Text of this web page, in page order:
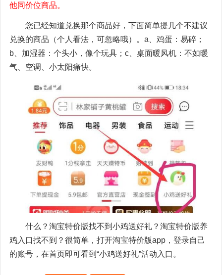
他同价位商品。
您已经知道兑换那个商品好，下面简单提几个不建议
兑换的商品（个人看法，可忽略哦）。a、鸡蛋：易碎；
b、加湿器：个头小，像个玩具；c、桌面暖风机：不如暖
气、空调、小太阳痛快。
什么？淘宝特价版找不到小鸡送好礼？淘宝特价版养
鸡入口找不到？很简单，打开淘宝特价版app，登录自己
的账号，在首页即可看到“小鸡送好礼”活动入口。